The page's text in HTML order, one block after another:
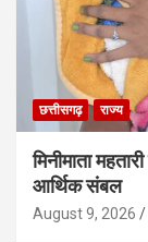
छत्तीसगढ़ राज्य
मिनीमाता
आर्थिक संबल
August 9, 2026